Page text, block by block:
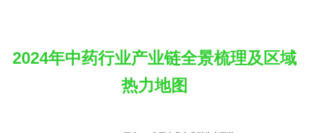
2024年中药行业产业链全景梳理及区域
热力地图